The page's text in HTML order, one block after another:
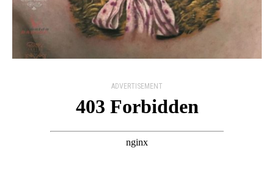
ADVERTISEMENT